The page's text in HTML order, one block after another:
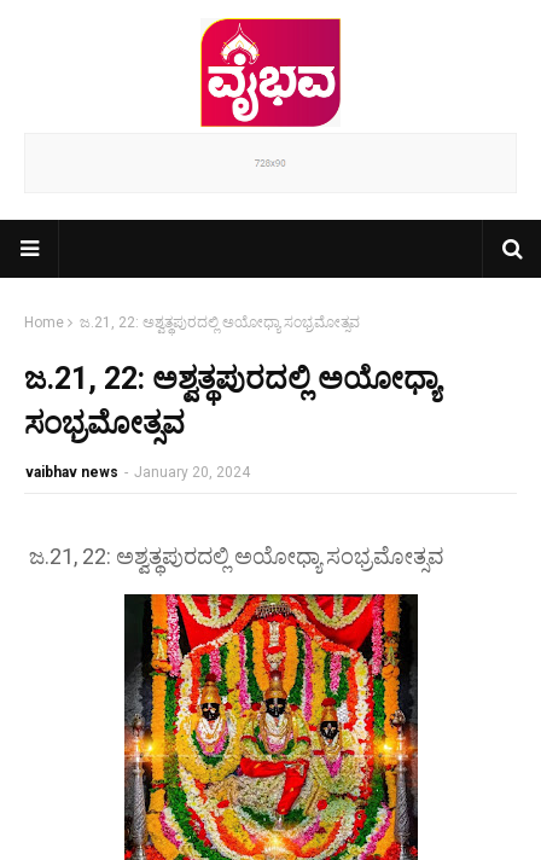
Home ಜ.21, 22: ಅಶ್ವತ್ಥಪುರದಲ್ಲಿ ಅಯೋಧ್ಯಾ ಸಂಭ್ರಮೋತ್ಸವ
ಜ.21, 22: ಅಶ್ವತ್ಥಪುರದಲ್ಲಿ ಅಯೋಧ್ಯಾ
ಸಂಭ್ರಮೋತ್ಸವ
vaibhav news - January 20, 2024
ಜ.21, 22: ಅಶ್ವತ್ಥಪುರದಲ್ಲಿ ಅಯೋಧ್ಯಾ ಸಂಭ್ರಮೋತ್ಸವ